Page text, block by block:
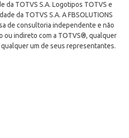
da TOTVS S.A. Logotipos TOTVS e
da TOTVS S.A. A FBSOLUTIONS
de consultoria independente e não
ou indireto com a TOTVS®, qualquer
um de seus representantes.